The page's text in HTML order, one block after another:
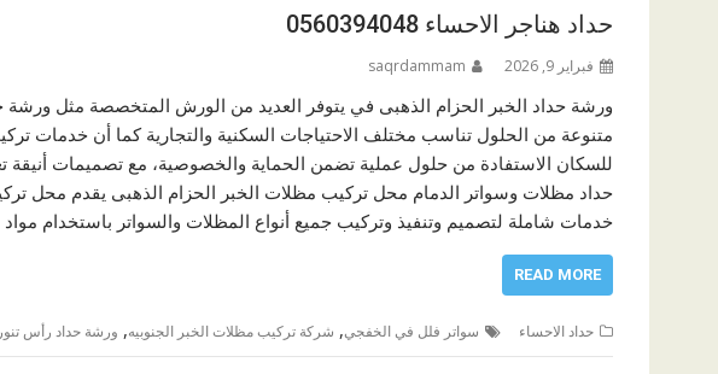
حداد هناجر الاحساء 0560394048
فبراير 9, 2026 saqrdammam
ورشة حداد الخبر الحزام الذهبى في يتوفر العديد من الورش المتخصصة مثل ورشة
متنوعة من الحلول تناسب مختلف الاحتياجات السكنية والتجارية كما أن خدمات
للسكان الاستفادة من حلول عملية تضمن الحماية والخصوصية، مع تصميمات أنيقة
حداد مظلات وسواتر الدمام محل تركيب مظلات الخبر الحزام الذهبى يقدم محل
خدمات شاملة لتصميم وتنفيذ وتركيب جميع أنواع المظلات والسواتر باستخدام
READ MORE
حداد الاحساء سواتر فلل في الخفجي, شركة تركيب مظلات الخبر الجنوبيه, ورشة حداد رأس